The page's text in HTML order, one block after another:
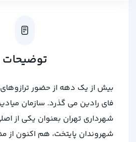
توضیحات
بیش از یک دهه از حضور
فای رادین می گذرد. سازمان
شهرداری تهران بعنوان یکی از